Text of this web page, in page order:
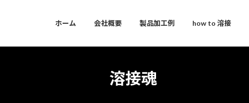
ホーム 会社概要 製品加工例 how to 溶接
溶接魂